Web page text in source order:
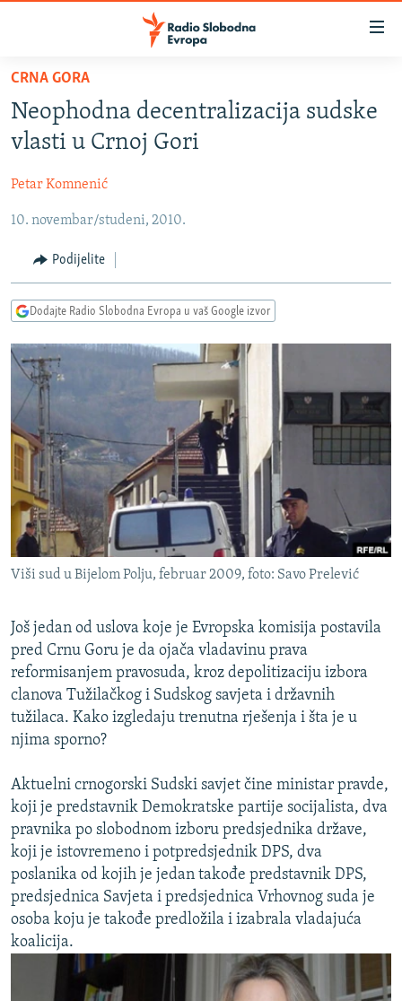
Pređite
glavni
sadržaj
na
navigaciju
Pređite
pretragu
BOSNA I HERCEGOVINA
KOSOVO
CRNA GORA
VIZUELNO
FOTOGALERIJE
INFOGRAFIKE
PODCASTI
RAT U UKRAJINI
KINA NA BALKANU
RSE PRIČE IZ SVIJETA
ISPRIČAJ MI
DNEVNO@RSE
SPECIJALI RSE
VIŠE OD NASLOVA
GENOCID U SREBRENICI
POPLAVE I KLIZIŠTA U BIH 2024.
POST SCRIPTUM
MOJA EVROPA
TRI DECENIJE OD RATA U BIH
SVE KARTE DEJTONA
NASTANAK I RASPAD JUGOSLAVIJE
PRATITE NAS
Sve RFE/RL stranice
CRNA GORA
Neophodna decentralizacija sudske
vlasti u Crnoj Gori
Petar Komnenić
10. novembar/studeni, 2010.
Podijelite
Dodajte Radio Slobodna Evropa u vaš Google izvor
Viši sud u Bijelom Polju, februar 2009, foto: Savo Prelević
Još jedan od uslova koje je Evropska komisija postavila
pred Crnu Goru je da ojača vladavinu prava
reformisanjem pravosuda, kroz depolitizaciju izbora
clanova Tužilačkog i Sudskog savjeta i državnih
tužilaca. Kako izgledaju trenutna rješenja i šta je u
njima sporno?
Aktuelni crnogorski Sudski savjet čine ministar pravde,
koji je predstavnik Demokratske partije socijalista, dva
pravnika po slobodnom izboru predsjednika države,
koji je istovremeno i potpredsjednik DPS, dva
poslanika od kojih je jedan takođe predstavnik DPS,
predsjednica Savjeta i predsjednica Vrhovnog suda je
osoba koju je takođe predložila i izabrala vladajuća
koalicija.